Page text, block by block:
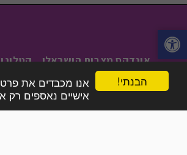
הבנתי!
אנו מכבדים את
אישיים נאספים רק
אינדקס מצבות הישראלי